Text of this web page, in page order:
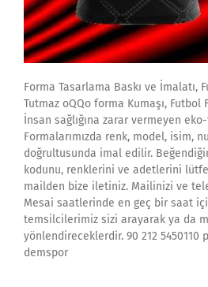
Forma Tasarlama Baskı ve İmalatı,
Tutmaz oQQo forma Kumaşı, Futbol
İnsan sağlığına zarar vermeyen eko-
Formalarımızda renk, model, isim,
doğrultusunda imal edilir.
kodunu, renklerini ve adetlerini
mailden bize iletiniz. Mailinizi ve
Mesai saatlerinde en geç bir saat
temsilcilerimiz sizi arayarak ya da
yönlendireceklerdir. 90 212 5450110
demspor